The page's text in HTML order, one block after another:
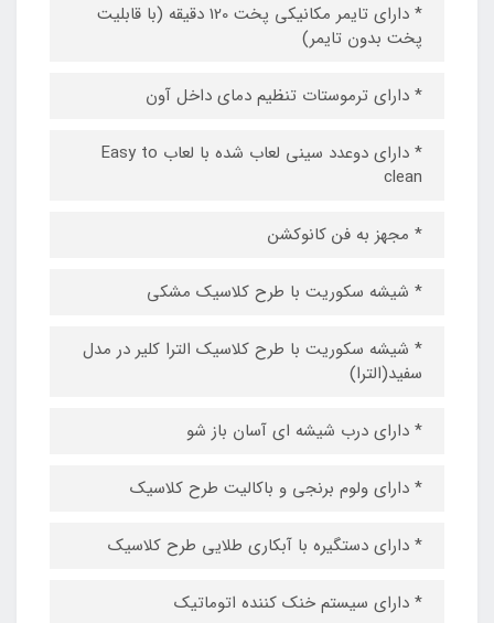
* دارای تایمر مکانیکی پخت 120 دقیقه (با قابلیت
پخت بدون تایمر)
* دارای ترموستات تنظیم دمای داخل آون
* دارای دوعدد سینی لعاب شده با لعاب Easy to
clean
* مجهز به فن کانوکشن
* شیشه سکوریت با طرح کلاسیک مشکی
* شیشه سکوریت با طرح کلاسیک الترا کلیر در مدل
سفید(الترا)
* دارای درب شیشه ای آسان باز شو
* دارای ولوم برنجی و باکالیت طرح کلاسیک
* دارای دستگیره با آبکاری طلایی طرح کلاسیک
* دارای سیستم خنک کننده اتوماتیک